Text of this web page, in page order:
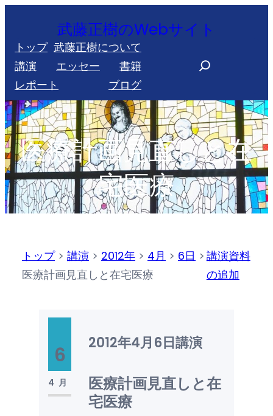
を
ス
キ
ッ
プ
武藤正樹のWebサイト
トップ 武藤正樹について
講演
エッセー
書籍
レポート
ブログ
r
c
h
医療計画見直しと在
宅医療
トップ> 講演 > 2012年 > 4月 > 6日 >
医療計画見直しと在宅医療
講演資料
の追加
6
4月
2012年4月6日講演
医療計画見直しと在
宅医療